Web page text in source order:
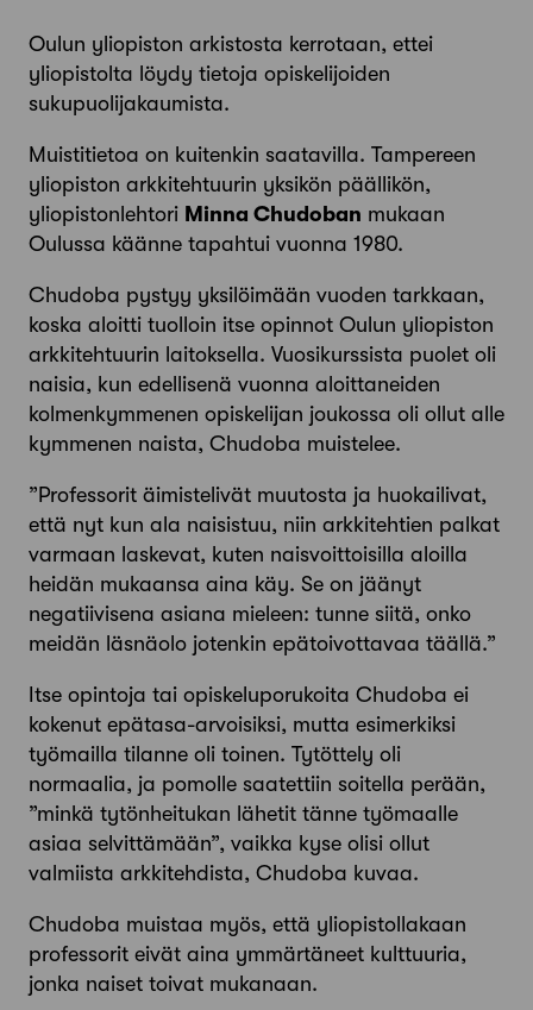
Oulun yliopiston arkistosta kerrotaan, ettei
yliopistolta löydy tietoja opiskelijoiden
sukupuolijakaumista.
Muistitietoa on kuitenkin saatavilla. Tampereen
yliopiston arkkitehtuurin yksikön päällikön,
yliopistonlehtori Minna Chudoban mukaan
Oulussa käänne tapahtui vuonna 1980.
Chudoba pystyy yksilöimään vuoden tarkkaan,
koska aloitti tuolloin itse opinnot Oulun yliopiston
arkkitehtuurin laitoksella. Vuosikurssista puolet oli
naisia, kun edellisenä vuonna aloittaneiden
kolmenkymmenen opiskelijan joukossa oli ollut alle
kymmenen naista, Chudoba muistelee.
”Professorit äimistelivät muutosta ja huokailivat,
että nyt kun ala naisistuu, niin arkkitehtien palkat
varmaan laskevat, kuten naisvoittoisilla aloilla
heidän mukaansa aina käy. Se on jäänyt
negatiivisena asiana mieleen: tunne siitä, onko
meidän läsnäolo jotenkin epätoivottavaa täällä.”
Itse opintoja tai opiskeluporukoita Chudoba ei
kokenut epätasa-arvoisiksi, mutta esimerkiksi
työmailla tilanne oli toinen. Tytöttely oli
normaalia, ja pomolle saatettiin soitella perään,
”minkä tytönheitukan lähetit tänne työmaalle
asiaa selvittämään”, vaikka kyse olisi ollut
valmiista arkkitehdista, Chudoba kuvaa.
Chudoba muistaa myös, että yliopistollakaan
professorit eivät aina ymmärtäneet kulttuuria,
jonka naiset toivat mukanaan.